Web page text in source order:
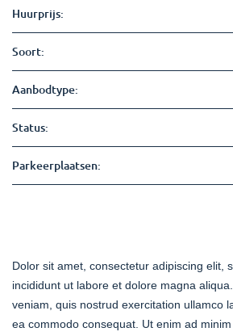
Huurprijs:
Soort:
Aanbodtype:
Status:
Parkeerplaatsen:
Dolor sit amet, consectetur adipiscing elit,
incididunt ut labore et dolore magna
veniam, quis nostrud exercitation ullamco laboris nisi ut aliquip ex
ea commodo consequat. Ut enim ad minim veniam, quis nostrud